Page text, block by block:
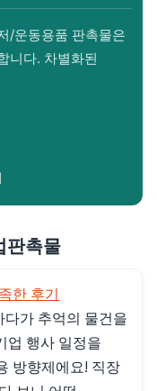
/운동용품 판촉물은
니다. 차별화된
판촉물
한 후기
가 추억의 물건을
업 행사 일정을
방향제에요! 직장